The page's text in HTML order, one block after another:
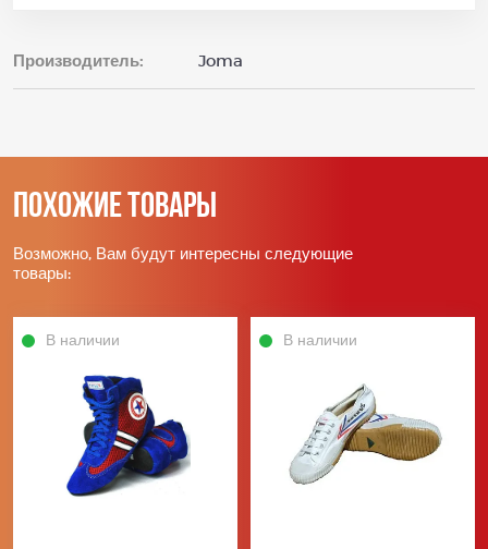
Производитель: Joma
Похожие товары
Возможно, Вам будут интересны следующие
товары:
В наличии В наличии